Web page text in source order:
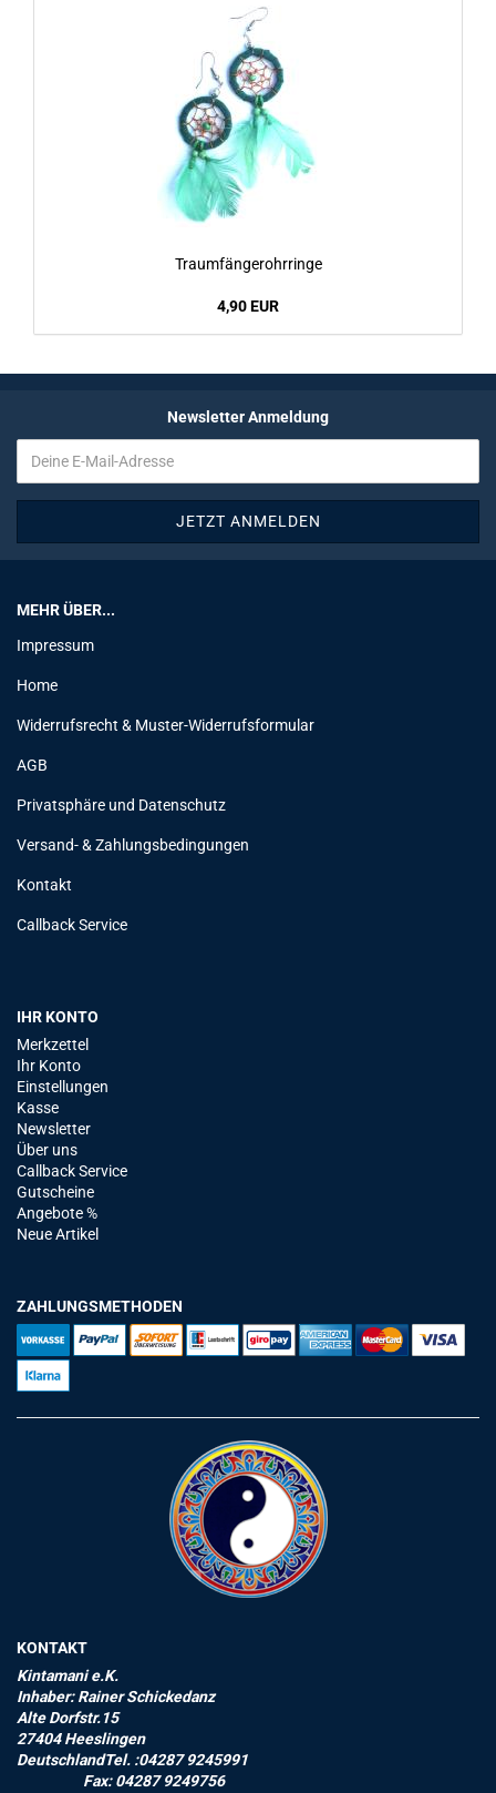
Traum­fän­ge­rohr­rin­ge
4,90 EUR
Newsletter Anmeldung
MEHR ÜBER...
Impressum
Home
Widerrufsrecht & Muster-Widerrufsformular
AGB
Privatsphäre und Datenschutz
Versand- & Zahlungsbedingungen
Kontakt
Callback Service
IHR KONTO
Merkzettel
Ihr Konto
Einstellungen
Kasse
Newsletter
Über uns
Callback Service
Gutscheine
Angebote %
Neue Artikel
ZAHLUNGSMETHODEN
KONTAKT
Kintamani e.K.
Inhaber: Rainer Schickedanz
Alte Dorfstr.15
27404 Heeslingen
DeutschlandTel. :04287 9245991
Fax: 04287 9249756